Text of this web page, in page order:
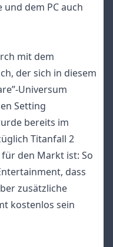
dem PC auch
mit dem
der sich in diesem
Universum
Setting
bereits im
Titanfall 2
den Markt ist: So
dass
zusätzliche
kostenlos sein